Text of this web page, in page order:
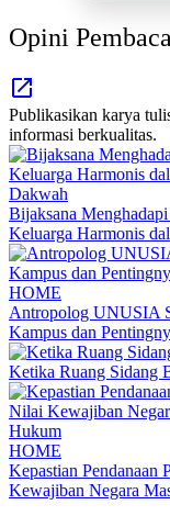
Opini Pembaca
Publikasikan karya
informasi berkualitas.
Dakwah
Bijaksana
Keluarga Harmonis
HOME
Antropolog UNUSIA
Kampus dan
Ketika Ruang Sidang
HOME
Kepastian Pendanaan
Kewajiban Negara